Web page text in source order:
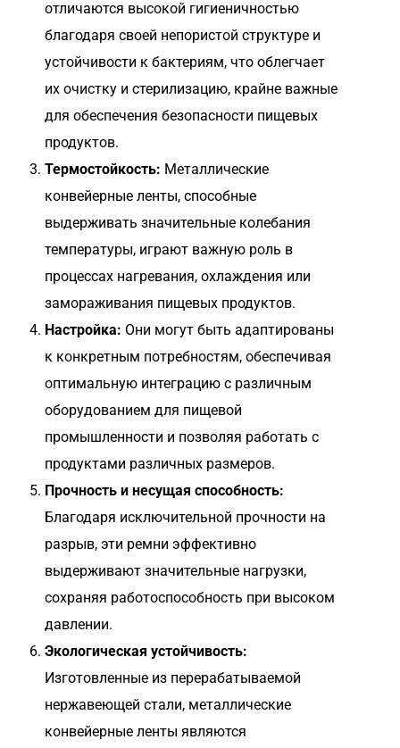
отличаются высокой гигиеничностью
благодаря своей непористой структуре и
устойчивости к бактериям, что облегчает
их очистку и стерилизацию, крайне важные
для обеспечения безопасности пищевых
продуктов.
Термостойкость: Металлические
конвейерные ленты, способные
выдерживать значительные колебания
температуры, играют важную роль в
процессах нагревания, охлаждения или
замораживания пищевых продуктов.
Настройка: Они могут быть адаптированы
к конкретным потребностям, обеспечивая
оптимальную интеграцию с различным
оборудованием для пищевой
промышленности и позволяя работать с
продуктами различных размеров.
Прочность и несущая способность:
Благодаря исключительной прочности на
разрыв, эти ремни эффективно
выдерживают значительные нагрузки,
сохраняя работоспособность при высоком
давлении.
Экологическая устойчивость:
Изготовленные из перерабатываемой
нержавеющей стали, металлические
конвейерные ленты являются